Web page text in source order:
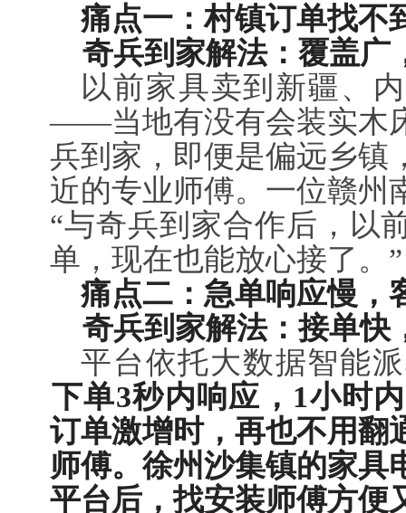
痛点一：村镇订单找不
奇兵到家解法：覆盖广
以前家具卖到新疆、
——当地有没有会装实木
兵到家，即便是偏远乡镇
近的专业师傅。一位赣州
“与奇兵到家合作后，以
单，现在也能放心接了。”
痛点二：急单响应慢，
奇兵到家解法：接单快
平台依托大数据智能
下单3秒内响应，1小时
订单激增时，再也不用翻
师傅。徐州沙集镇的家具
平台后，找安装师傅方便